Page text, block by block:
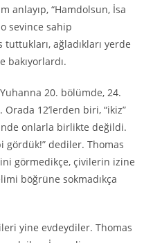
anlayıp, “Hamdolsun, İsa
sevince sahip
ağladıkları yerde
20. bölümde, 24.
12’lerden biri, “ikiz”
onlarla birlikte değildi.
gördük!” dediler. Thomas
görmedikçe, çivilerin izine
böğrüne sokmadıkça
yine evdeydiler. Thomas